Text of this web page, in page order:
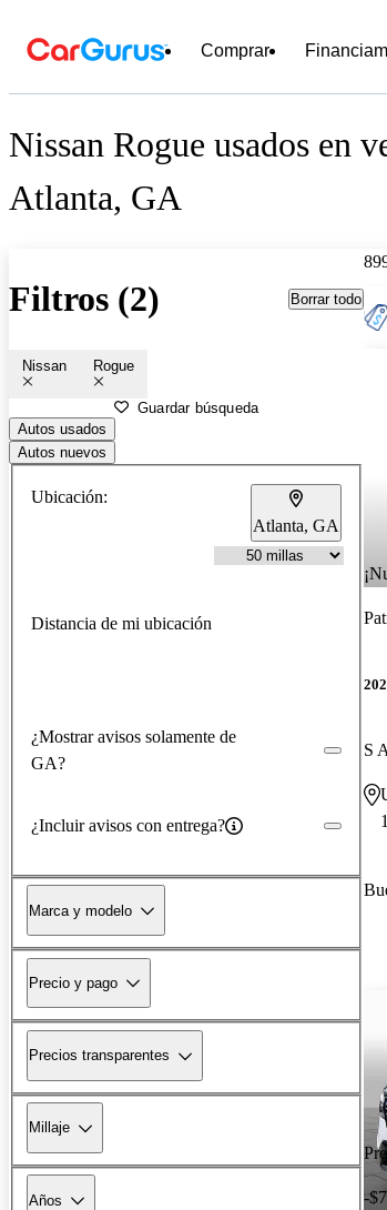
Comprar
Nissan Rogue usados en
Atlanta, GA
Filtros (2) Borrar todo
Nissan Rogue
Guardar búsqueda
Autos usados
Autos nuevos
Ubicación:
Atlanta, GA
Distancia de mi ubicación
¿Mostrar avisos solamente de
GA?
¿Incluir avisos con entrega?
Marca y modelo
Precio y pago
Precios transparentes
Millaje
Años
S
-